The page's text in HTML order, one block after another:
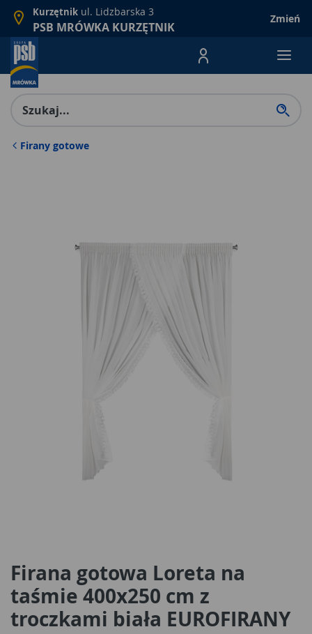
Kurzętnik ul. Lidzbarska 3
PSB MRÓWKA KURZĘTNIK
Zmień
Menu Produktów,
Firany gotowe
Firana gotowa Loreta na
taśmie 400x250 cm z
troczkami biała EUROFIRANY